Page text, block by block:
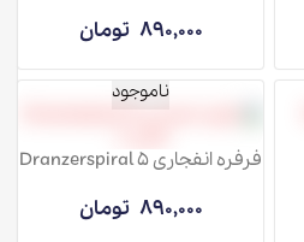
890,000 تومان
ناموجود
فرفره انفجاری Dranzerspiral 5
890,000 تومان